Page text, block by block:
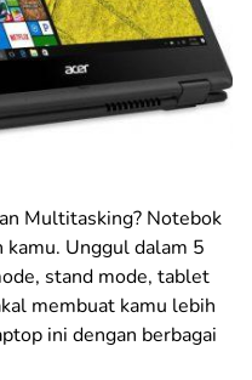
Multitasking? Notebok
kamu. Unggul dalam 5
stand mode, tablet
membuat kamu lebih
ini dengan berbagai